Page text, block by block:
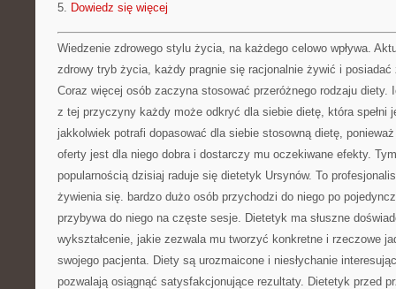
5. Dowiedz się więcej
Wiedzenie zdrowego stylu życia, na każdego celowo wpływa.
zdrowy tryb życia, każdy pragnie się racjonalnie żywić i posiadać
Coraz więcej osób zaczyna stosować przeróżnego rodzaju diety.
z tej przyczyny każdy może odkryć dla siebie dietę, która spełni
jakkolwiek potrafi dopasować dla siebie stosowną dietę,
oferty jest dla niego dobra i dostarczy mu oczekiwane efekty.
popularnością dzisiaj raduje się dietetyk Ursynów. To
żywienia się. bardzo dużo osób przychodzi do niego po
przybywa do niego na częste sesje. Dietetyk ma słuszne
wykształcenie, jakie zezwala mu tworzyć konkretne i rzeczowe
swojego pacjenta. Diety są urozmaicone i niesłychanie
pozwalają osiągnąć satysfakcjonujące rezultaty. Dietetyk przed